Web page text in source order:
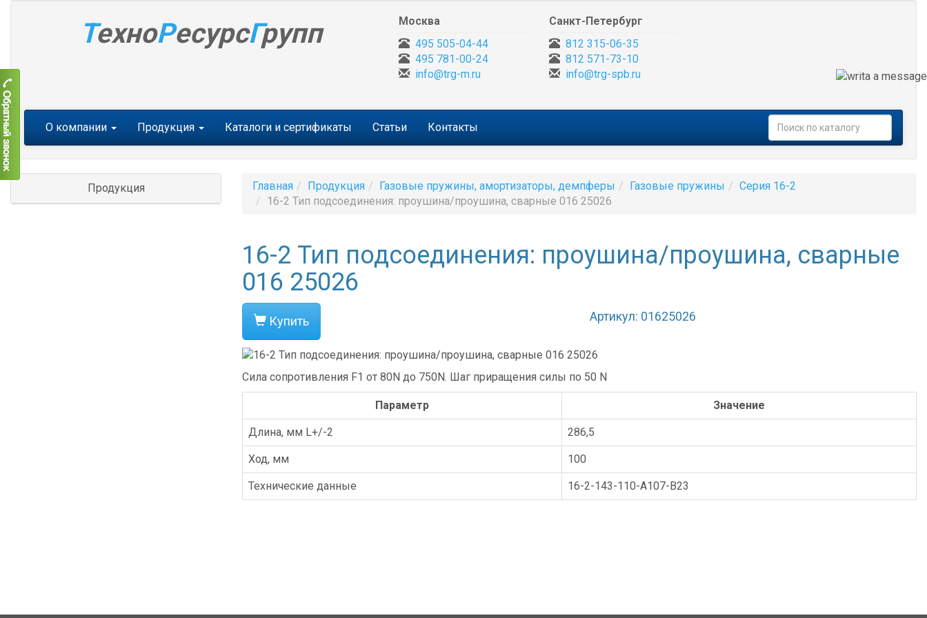
ТехноРесурсГрупп
Москва
495 505-04-44
495 781-00-24
info@trg-m.ru
Санкт-Петербург
812 315-06-35
812 571-73-10
info@trg-spb.ru
О компании Продукция Каталоги и сертификаты Статьи Контакты
Продукция Главная Продукция Газовые пружины, амортизаторы, демпферы Газовые пружины
Серия 16-2
16-2 Тип подсоединения: проушина/проушина, сварные 016 25026
16-2 Тип подсоединения: проушина/проушина, сварные
016 25026
Купить Артикул: 01625026
Сила сопротивления F1 от 80N до 750N. Шаг приращения силы по 50 N
Параметр Значение
Длина, мм L+/-2 286,5
Ход, мм 100
Технические данные 16-2-143-110-A107-B23